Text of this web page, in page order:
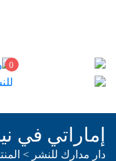
0
إماراتي في
دار مدارك للنشر >